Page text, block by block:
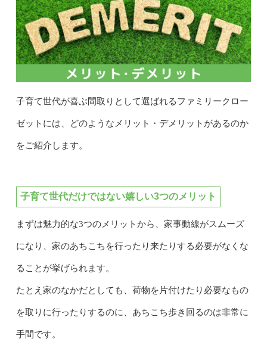
子育て世代が喜ぶ間取りとして選ばれるファミリークロー
ゼットには、どのようなメリット・デメリットがあるのか
をご紹介します。
子育て世代だけではない嬉しい3つのメリット
まずは魅力的な3つのメリットから、家事動線がスムーズ
になり、家のあちこちを行ったり来たりする必要がなくな
ることが挙げられます。
たとえ家のなかだとしても、荷物を片付けたり必要なもの
を取りに行ったりするのに、あちこち歩き回るのは非常に
手間です。